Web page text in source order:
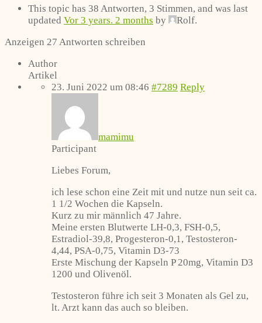
This topic has 38 Antworten, 3 Stimmen, and was last
updated Vor 3 years. 2 months by Rolf.
Anzeigen 27 Antworten schreiben
Author
Artikel
23. Juni 2022 um 08:46 #7289 Reply
mamimu
Participant
Liebes Forum,
ich lese schon eine Zeit mit und nutze nun seit ca.
1 1/2 Wochen die Kapseln.
Kurz zu mir männlich 47 Jahre.
Meine ersten Blutwerte LH-0,3, FSH-0,5,
Estradiol-39,8, Progesteron-0,1, Testosteron-
4,44, PSA-0,75, Vitamin D3-73
Erste Mischung der Kapseln P 20mg, Vitamin D3
1200 und Olivenöl.
Testosteron führe ich seit 3 Monaten als Gel zu,
lt. Arzt kann das auch so bleiben.